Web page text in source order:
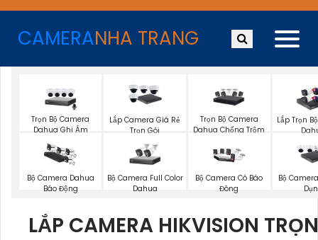
CAMERANHA TRANG
Trọn Bộ Camera
Dahua Ghi Âm
Lắp Camera Giá Rẻ
Trọn Gói
Trọn Bộ Camera
Dahua Chống Trộm
Lắp Trọn
Bộ Camera Dahua
Báo Động
Bộ Camera Full Color
Dahua
Bộ Camera Có Báo
Đông
Bộ
LẮP CAMERA HIKVISION